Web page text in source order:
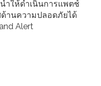
ำให้ดำเนินการแพตช์
านความปลอดภัยได้
Alert